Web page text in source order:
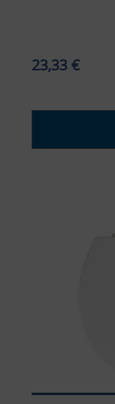
23,33 €